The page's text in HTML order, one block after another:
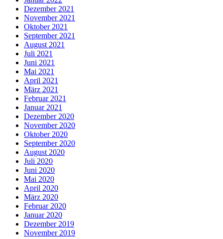
Dezember 2021
November 2021
Oktober 2021
September 2021
August 2021
Juli 2021
Juni 2021
Mai 2021
April 2021
März 2021
Februar 2021
Januar 2021
Dezember 2020
November 2020
Oktober 2020
September 2020
August 2020
Juli 2020
Juni 2020
Mai 2020
April 2020
März 2020
Februar 2020
Januar 2020
Dezember 2019
November 2019